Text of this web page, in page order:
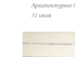
31 июля